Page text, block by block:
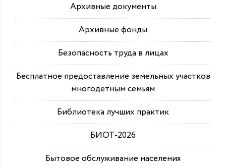
Архивные документы
Архивные фонды
Безопасность труда в лицах
Бесплатное предоставление земельных участков
многодетным семьям
Библиотека лучших практик
БИОТ-2026
Бытовое обслуживание населения